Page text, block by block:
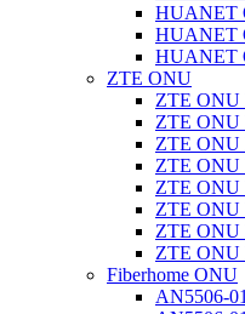
HUANET
HUANET
HUANET
ZTE ONU
ZTE ONU
ZTE ONU
ZTE ONU
ZTE ONU
ZTE ONU
ZTE ONU
ZTE ONU
ZTE ONU
Fiberhome ONU
AN5506-